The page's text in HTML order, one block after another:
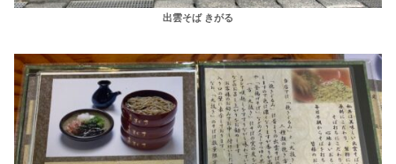
出雲そば きがる